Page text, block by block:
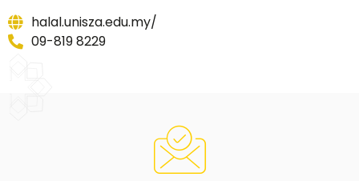
halal.unisza.edu.my/
09-819 8229